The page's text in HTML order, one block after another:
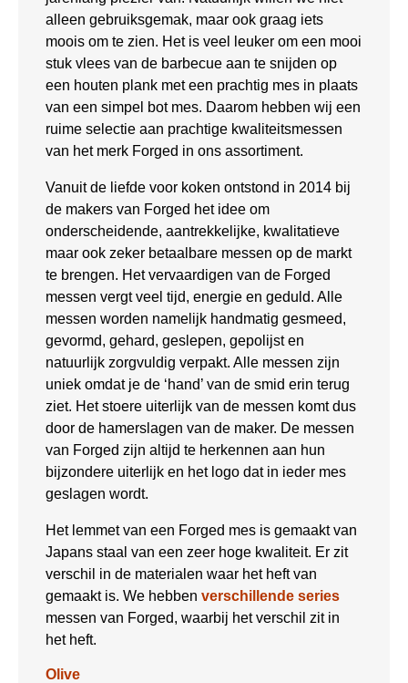
alleen gebruiksgemak, maar ook graag iets
moois om te zien. Het is veel leuker om een mooi
stuk vlees van de barbecue aan te snijden op
een houten plank met een prachtig mes in plaats
van een simpel bot mes. Daarom hebben wij een
ruime selectie aan prachtige kwaliteitsmessen
van het merk Forged in ons assortiment.
Vanuit de liefde voor koken ontstond in 2014 bij
de makers van Forged het idee om
onderscheidende, aantrekkelijke, kwalitatieve
maar ook zeker betaalbare messen op de markt
te brengen. Het vervaardigen van de Forged
messen vergt veel tijd, energie en geduld. Alle
messen worden namelijk handmatig gesmeed,
gevormd, gehard, geslepen, gepolijst en
natuurlijk zorgvuldig verpakt. Alle messen zijn
uniek omdat je de ‘hand’ van de smid erin terug
ziet. Het stoere uiterlijk van de messen komt dus
door de hamerslagen van de maker. De messen
van Forged zijn altijd te herkennen aan hun
bijzondere uiterlijk en het logo dat in ieder mes
geslagen wordt.
Het lemmet van een Forged mes is gemaakt van
Japans staal van een zeer hoge kwaliteit. Er zit
verschil in de materialen waar het heft van
gemaakt is. We hebben verschillende series
messen van Forged, waarbij het verschil zit in
het heft.
Olive